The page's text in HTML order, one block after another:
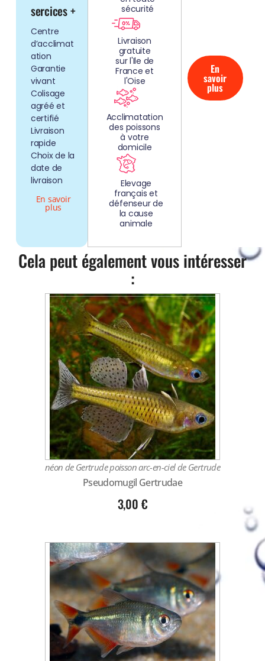
sercices +
Centre
d’acclimat
ation
Garantie
vivant
Colisage
agréé et
certifié
Livraison
rapide
Choix de la
date de
livraison
En savoir
plus
sécurité
Livraison
gratuite
sur l'Ile de
France et
l'Oise
Acclimatation
des poissons
à votre
domicile
Elevage
français et
défenseur de
la cause
animale
En
savoir
plus
Cela peut également vous intéresser
:
néon de Gertrude poisson arc-en-ciel de Gertrude
Pseudomugil Gertrudae
3,00 €